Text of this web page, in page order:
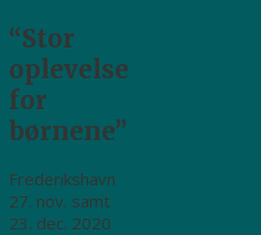
“Stor
oplevelse
for
børnene”
Frederikshavn
27. nov. samt
23. dec. 2020